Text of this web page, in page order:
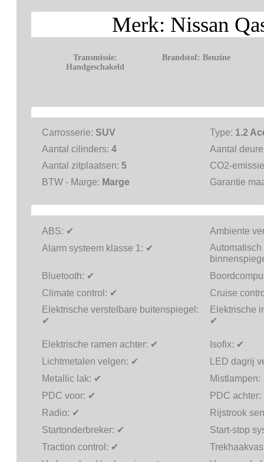
Merk: Nissan
Transmissie:
Handgeschakeld
Brandstof:Benzine
Carrosserie: SUV Type: 1.2
Aantal cilinders: 4
Aantal
Aantal zitplaatsen: 5
CO2-
BTW - Marge: Marge Garantie
ABS: ✔
Ambiente
Alarm systeem klasse 1: ✔
Bluetooth: ✔
Climate control: ✔
Cruise
Elektrische verstelbare buitenspiegel:
✔
Elektrische
✔
Elektrische ramen achter: ✔ Isofix: ✔
Lichtmetalen velgen: ✔
LED dagrij
Metallic lak: ✔ Mistlampen:
PDC voor: ✔ PDC achter:
Radio: ✔
Rijstrook
Startonderbreker: ✔
Start-stop
Traction control: ✔